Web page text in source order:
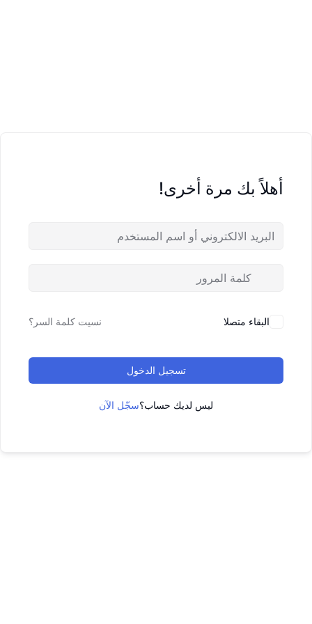
أهلاً بك مرة أخرى!
البقاء متصلا نسيت كلمة السر؟
تسجيل الدخول
ليس لديك حساب؟سجّل الآن